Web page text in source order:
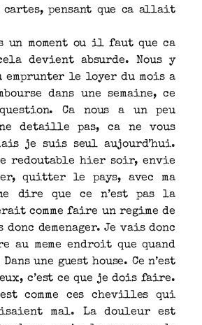
pensant que ca allait
moment ou il faut que ca
devient absurde. Nous y
emprunter le loyer du mois a
dans une semaine, ce
Ca nous a un peu
detaille pas, ca ne vous
je suis seul aujourd’hui.
redoutable hier soir, envie
quitter le pays, avec ma
dire que ce n’est pas la
comme faire un regime de
donc demenager. Je vais donc
au meme endroit que quand
une guest house. Ce n’est
c’est ce que je dois faire.
comme ces chevilles qui
mal. La douleur est